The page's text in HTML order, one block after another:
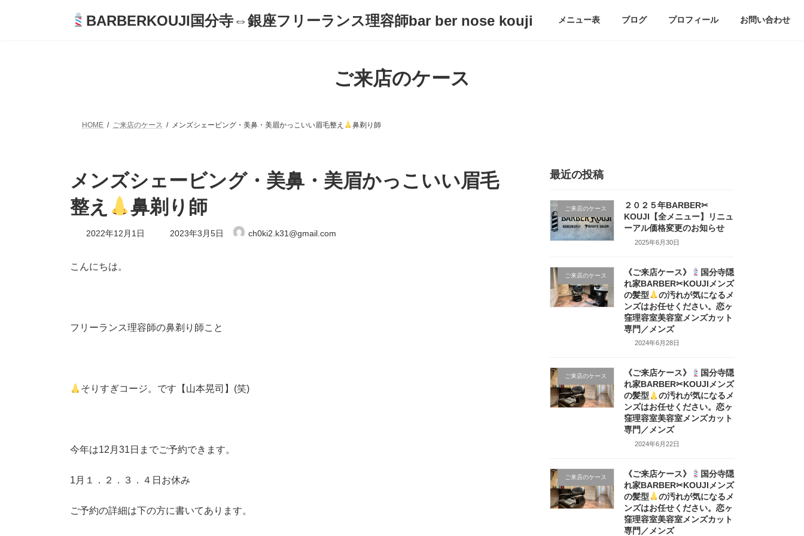
BARBERKOUJI国分寺⇔銀座フリーランス理容師bar ber nose kouji メニュー表 ブログ プロフィール お問い合わせ
ご来店のケース
HOME ご来店のケース メンズシェービング・美鼻・美眉かっこいい眉毛整え 鼻剃り師
メンズシェービング・美鼻・美眉かっこいい眉毛
整え
鼻剃り師
2022年12月1日
最
終
2023年3月5日 ch0ki2.k31@gmail.com
こんにちは。
フリーランス理容師の鼻剃り師こと
そりすぎコージ。です【山本晃司】(笑)
今年は12月31日までご予約できます。
1月１．２．３．４日お休み
ご予約の詳細は下の方に書いてあります。
最近の投稿
ご来店のケース
２０２５年BARBER✂
KOUJI【全メニュー】リニュ
ーアル価格変更のお知らせ
2025年6月30日
ご来店のケース 《ご来店ケース》
国分寺隠
れ家BARBER✂KOUJIメンズ
の髪型
の汚れが気になるメ
ンズはお任せください。恋ヶ
窪理容室美容室メンズカット
専門／メンズ
2024年6月28日
ご来店のケース 《ご来店ケース》
国分寺隠
れ家BARBER✂KOUJIメンズ
の髪型
の汚れが気になるメ
ンズはお任せください。恋ヶ
窪理容室美容室メンズカット
専門／メンズ
2024年6月22日
ご来店のケース 《ご来店ケース》
国分寺隠
れ家BARBER✂KOUJIメンズ
の髪型
の汚れが気になるメ
ンズはお任せください。恋ヶ
窪理容室美容室メンズカット
専門／メンズ